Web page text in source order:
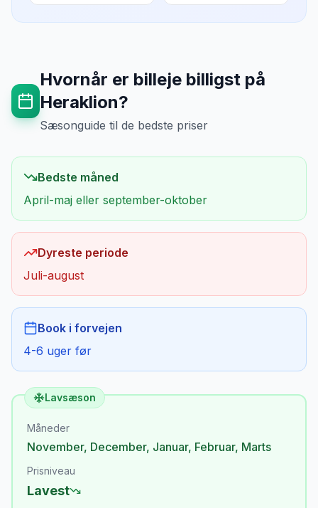
Hvornår er billeje billigst på
Heraklion?
Sæsonguide til de bedste priser
Bedste måned
April-maj eller september-oktober
Dyreste periode
Juli-august
Book i forvejen
4-6 uger før
Lavsæson
Måneder
November, December, Januar, Februar, Marts
Prisniveau
Lavest